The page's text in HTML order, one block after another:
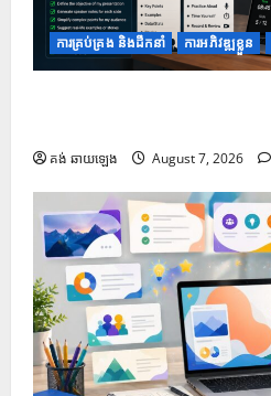
ការគ្រប់គ្រង និងដឹកនាំ ការអភិវឌ្ឍខ្លួន
គង់ ឆាយឡេង August 7, 2026